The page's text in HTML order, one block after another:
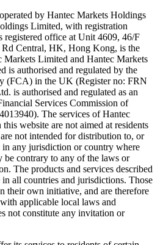
by Hantec Markets Holdings
Limited, with registration
registered office at Unit 4609, 46/F
Rd Central, HK, Hong Kong, is the
Limited and Hantec Markets
is authorised and regulated by the
(FCA) in the UK (Register no: FRN
is authorised and regulated as an
Services Commission of
The services of Hantec
website are not aimed at residents
not intended for distribution to, or
in any jurisdiction or country where
be contrary to any of the laws or
The products and services described
all countries and jurisdictions. Those
their own initiative, and are therefore
applicable local laws and
not constitute any invitation or